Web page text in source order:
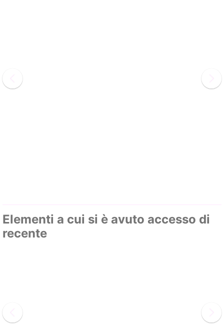
Elementi a cui si è avuto accesso di
recente